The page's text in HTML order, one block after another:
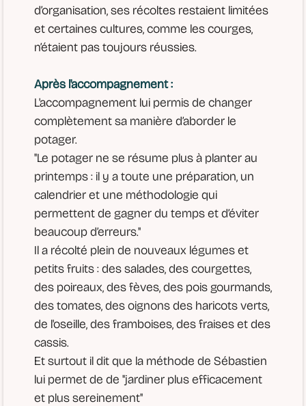
d’organisation, ses récoltes restaient limitées
et certaines cultures, comme les courges,
n’étaient pas toujours réussies.
Après l'accompagnement :
L'accompagnement lui permis de changer
complètement sa manière d’aborder le
potager.
"Le potager ne se résume plus à planter au
printemps : il y a toute une préparation, un
calendrier et une méthodologie qui
permettent de gagner du temps et d’éviter
beaucoup d’erreurs."
Il a récolté plein de nouveaux légumes et
petits fruits : des salades, des courgettes,
des poireaux, des fèves, des pois gourmands,
des tomates, des oignons des haricots verts,
de l'oseille, des framboises, des fraises et des
cassis.
Et surtout il dit que la méthode de Sébastien
lui permet de de "jardiner plus efficacement
et plus sereinement"